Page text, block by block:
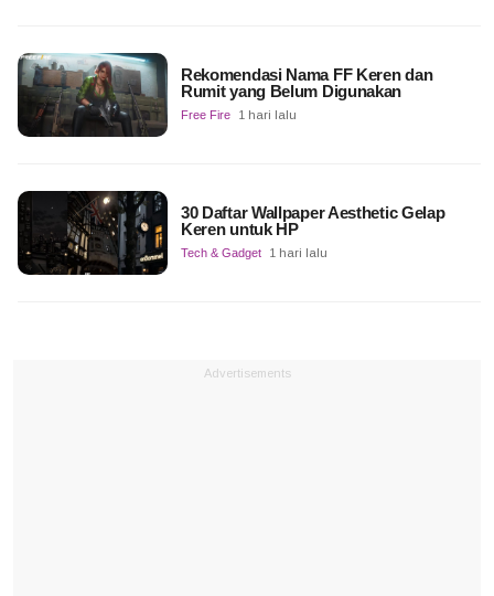
Rekomendasi Nama FF Keren dan
Rumit yang Belum Digunakan
Free Fire 1 hari lalu
30 Daftar Wallpaper Aesthetic Gelap
Keren untuk HP
Tech & Gadget 1 hari lalu
Advertisements